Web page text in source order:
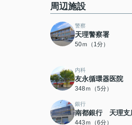
周辺施設
警察
天理警察署
50ｍ（1分）
内科
友永循環器医院
348ｍ（5分）
銀行
南都銀行 天理支
443ｍ（6分）